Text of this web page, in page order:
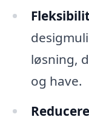
løsning,
og have.